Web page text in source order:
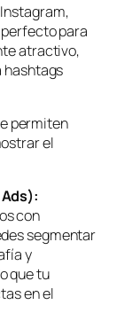
para
atractivo,
hashtags
permiten
el
con
segmentar
y
que tu
en el